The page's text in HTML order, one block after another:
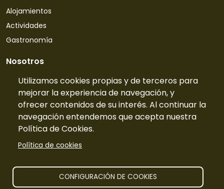
Utilizamos cookies propias y de terceros para
mejorar la experiencia de navegación, y
ofrecer contenidos de su interés. Al continuar la
navegación entendemos que acepta nuestra
Política de Cookies.
Política de cookies
CONFIGURACIÓN DE COOKIES
Alojamientos
Actividades
Gastronomía
Nosotros
Quiénes somos
Contacto
Tarifas
Preguntas frecuentes
Información